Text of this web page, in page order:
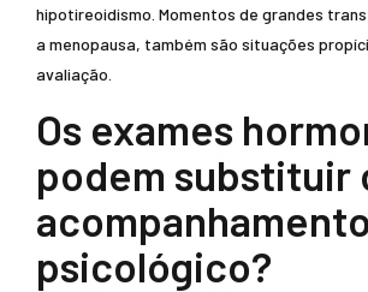
hipotireoidismo. Momentos de grandes
a menopausa, também são situações
avaliação.
Os exames
podem substituir
acompanhamento
psicológico?